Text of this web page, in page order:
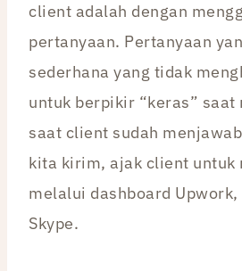
client adalah dengan
pertanyaan. Pertanyaan
sederhana yang tidak
untuk berpikir “keras” saat
saat client sudah
kita kirim, ajak client untuk
melalui dashboard Upwork,
Skype.